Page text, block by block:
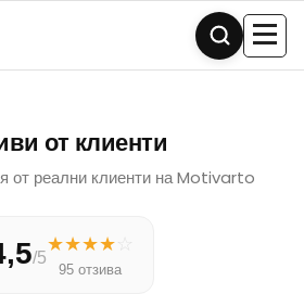
от клиенти
от реални клиенти на Motivarto
/5
★★★★☆
95 отзива